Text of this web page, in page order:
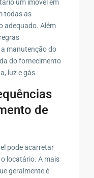
um imóvel em
todas as
adequado. Além
manutenção do
do fornecimento
luz e gás.
de
pode acarretar
locatário. A mais
geralmente é